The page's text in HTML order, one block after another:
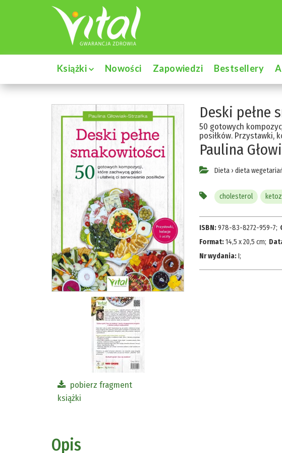
Książki Nowości Zapowiedzi Bestsellery
pobierz fragment
książki
Deski pełne
50 gotowych
posiłków. Przystawki,
Paulina
Dieta› dieta
cholesterol
ISBN:978-83-8272-959-7;
Format:14,5 x 20,5 cm;
Nr wydania:I;
Opis